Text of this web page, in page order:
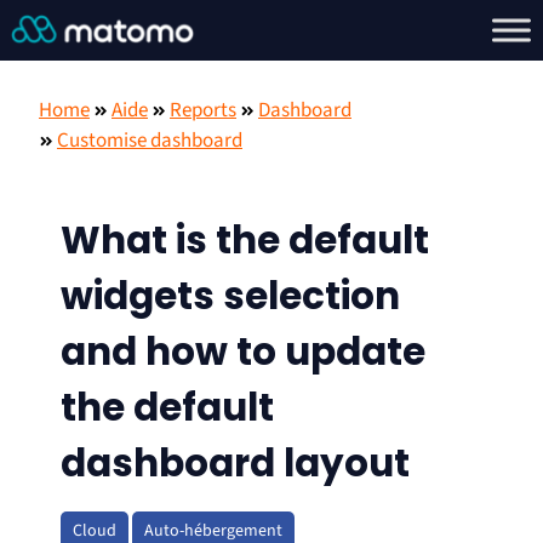
Home Aide Reports
Dashboard
Customise dashboard
What is the default
widgets selection
and how to update
the default
dashboard layout
Cloud Auto-hébergement